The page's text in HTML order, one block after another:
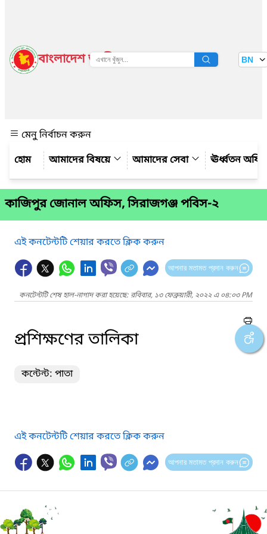
বাংলাদেশ জাতীয় তথ্য বাতায়ন BN
মেনু নির্বাচন করুন
আমাদের বিষয়ে
আমাদের সেবা ঊর্ধ্বতন
কাজিপুর জোনাল অফিস, সিরাজগঞ্জ পবিস-২
এই কনটেন্টটি শেয়ার করতে ক্লিক করুন
আপনার মতামত প্রদান করুন
কনটেন্টটি শেষ হাল-নাগাদ করা হয়েছে: রবিবার, ১৩ ফেব্রুয়ারী, ২০২২ এ ০৪:০৩ PM
প্রশিক্ষণের তালিকা
কন্টেন্ট: পাতা
এই কনটেন্টটি শেয়ার করতে ক্লিক করুন
আপনার মতামত প্রদান করুন